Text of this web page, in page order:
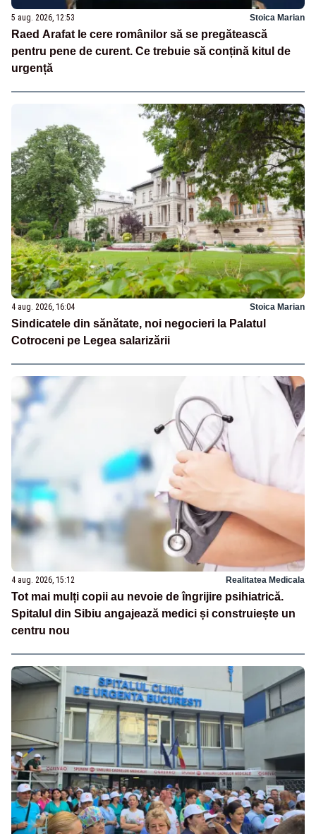
5 aug. 2026, 12:53 Stoica Marian
Raed Arafat le cere românilor să se pregătească
pentru pene de curent. Ce trebuie să conțină kitul de
urgență
4 aug. 2026, 16:04 Stoica Marian
Sindicatele din sănătate, noi negocieri la Palatul
Cotroceni pe Legea salarizării
4 aug. 2026, 15:12 Realitatea Medicala
Tot mai mulți copii au nevoie de îngrijire psihiatrică.
Spitalul din Sibiu angajează medici și construiește un
centru nou